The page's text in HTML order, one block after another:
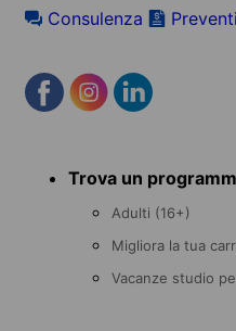
Consulenza
menuTrova un
Adulti (16+)
Migliora la tua
Vacanze studio